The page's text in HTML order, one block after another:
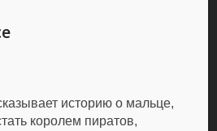
историю о мальце,
королем пиратов,